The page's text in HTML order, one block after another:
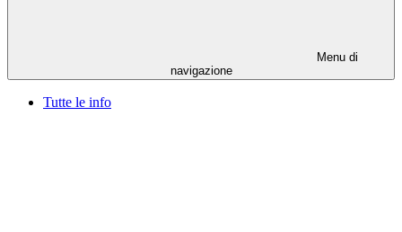
Menu di
navigazione
Tutte le info